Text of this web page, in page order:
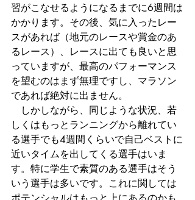
習がこなせるようになるまでに6週間は
かかります。その後、気に入ったレー
スがあれば（地元のレースや賞金のあ
るレース）、レースに出ても良いと思
っていますが、最高のパフォーマンス
を望むのはまず無理ですし、マラソン
であれば絶対に出ません。
しかしながら、同じような状況、若
しくはもっとランニングから離れてい
る選手でも4週間くらいで自己ベストに
近いタイムを出してくる選手はいま
す。特に学生で素質のある選手はそう
いう選手は多いです。これに関しては